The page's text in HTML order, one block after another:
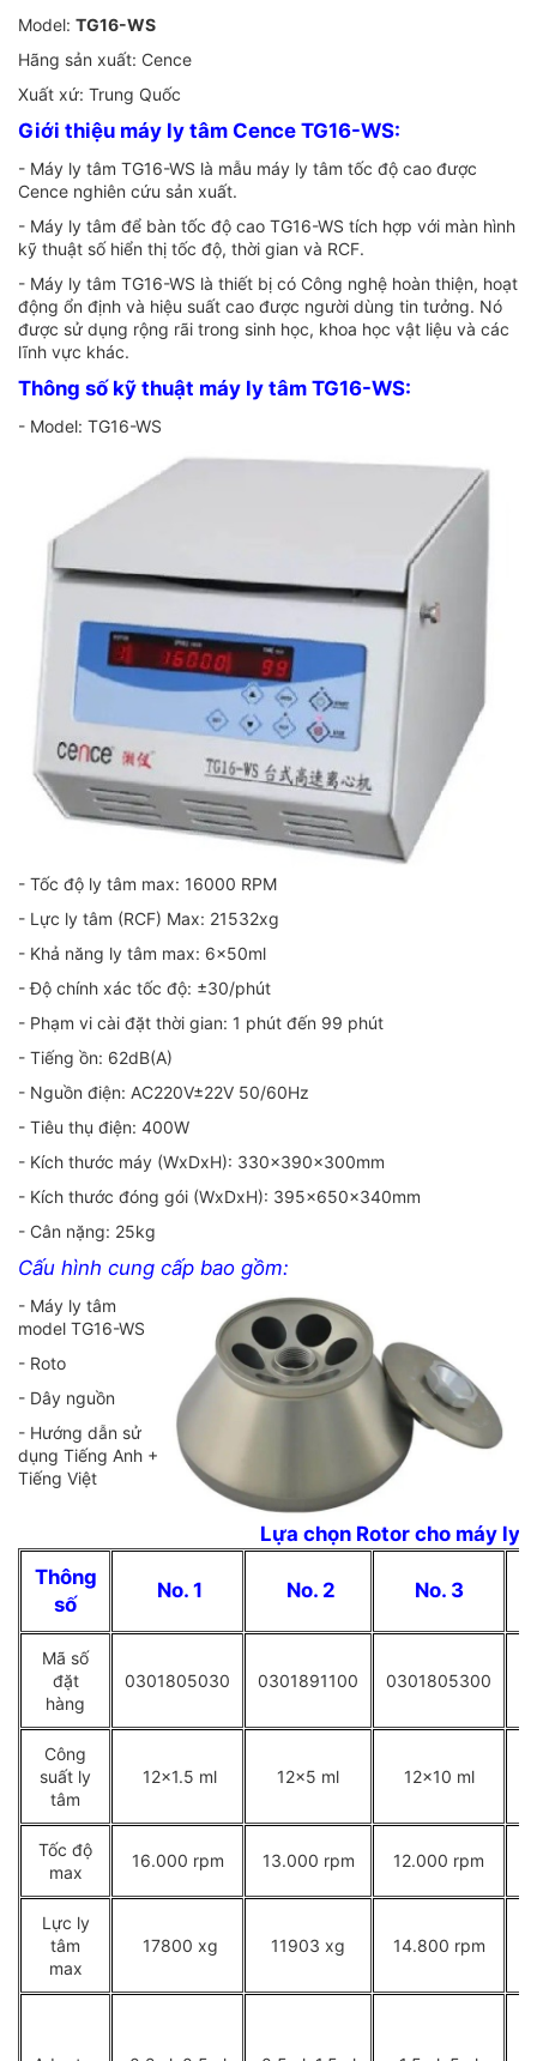
Model: TG16-WS
Hãng sản xuất: Cence
Xuất xứ: Trung Quốc
Giới thiệu máy ly tâm Cence TG16-WS:
- Máy ly tâm TG16-WS là mẫu máy ly tâm tốc độ cao được
Cence nghiên cứu sản xuất.
- Máy ly tâm để bàn tốc độ cao TG16-WS tích hợp với màn hình
kỹ thuật số hiển thị tốc độ, thời gian và RCF.
- Máy ly tâm TG16-WS là thiết bị có Công nghệ hoàn thiện, hoạt
động ổn định và hiệu suất cao được người dùng tin tưởng. Nó
được sử dụng rộng rãi trong sinh học, khoa học vật liệu và các
lĩnh vực khác.
Thông số kỹ thuật máy ly tâm TG16-WS:
- Model: TG16-WS
- Tốc độ ly tâm max: 16000 RPM
- Lực ly tâm (RCF) Max: 21532xg
- Khả năng ly tâm max: 6x50ml
- Độ chính xác tốc độ: ±30/phút
- Phạm vi cài đặt thời gian: 1 phút đến 99 phút
- Tiếng ồn: 62dB(A)
- Nguồn điện: AC220V±22V 50/60Hz
- Tiêu thụ điện: 400W
- Kích thước máy (WxDxH): 330x390x300mm
- Kích thước đóng gói (WxDxH): 395x650x340mm
- Cân nặng: 25kg
Cấu hình cung cấp bao gồm:
- Máy ly tâm
model TG16-WS
- Roto
- Dây nguồn
- Hướng dẫn sử
dụng Tiếng Anh +
Tiếng Việt
Lựa chọn Rotor cho máy ly
Thông
số
No. 1 No. 2 No. 3
Mã số
đặt
hàng
0301805030 0301891100 0301805300
Công
suất ly
tâm
12x1.5 ml 12x5 ml 12x10 ml
Tốc độ
max
16.000 rpm 13.000 rpm 12.000 rpm
Lực ly
tâm
max
17800 xg 11903 xg 14.800 rpm